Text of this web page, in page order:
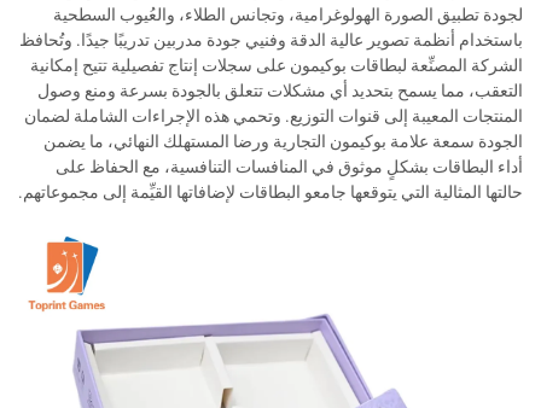
لجودة تطبيق الصورة الهولوغرامية، وتجانس الطلاء، والعُيوب السطحية
باستخدام أنظمة تصوير عالية الدقة وفنيي جودة مدربين تدريبًا جيدًا. وتُحافظ
الشركة المصنِّعة لبطاقات بوكيمون على سجلات إنتاج تفصيلية تتيح إمكانية
التعقب، مما يسمح بتحديد أي مشكلات تتعلق بالجودة بسرعة ومنع وصول
المنتجات المعيبة إلى قنوات التوزيع. وتحمي هذه الإجراءات الشاملة لضمان
الجودة سمعة علامة بوكيمون التجارية ورضا المستهلك النهائي، ما يضمن
أداء البطاقات بشكلٍ موثوق في المنافسات التنافسية، مع الحفاظ على
حالتها المثالية التي يتوقعها جامعو البطاقات لإضافاتها القيِّمة إلى مجموعاتهم.